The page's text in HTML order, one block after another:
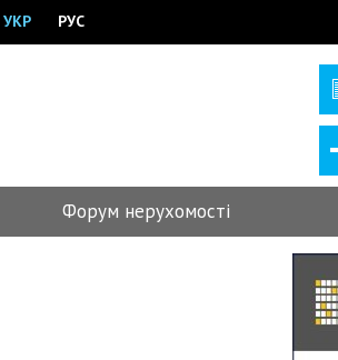
УКР РУС
Форум нерухомості